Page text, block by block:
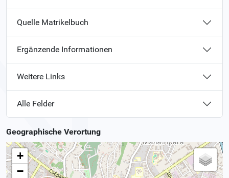
Quelle Matrikelbuch
Ergänzende Informationen
Weitere Links
Alle Felder
Geographische Verortung
+
−